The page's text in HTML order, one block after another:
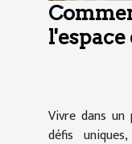
Vivre dans
défis